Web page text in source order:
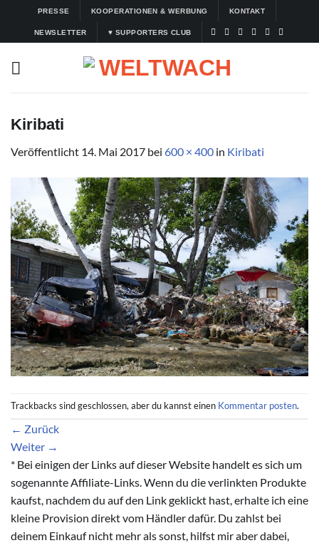
springen
PRESSE KOOPERATIONEN & WERBUNG KONTAKT
NEWSLETTER ♥ SUPPORTERS CLUB
Kiribati
Veröffentlicht 14. Mai 2017 bei 600 × 400 in Kiribati
Trackbacks sind geschlossen, aber du kannst einen Kommentar posten.
← Zurück
Weiter →
* Bei einigen der Links auf dieser Website handelt es sich um
sogenannte Affiliate-Links. Wenn du die verlinkten Produkte
kaufst, nachdem du auf den Link geklickt hast, erhalte ich eine
kleine Provision direkt vom Händler dafür. Du zahlst bei
deinem Einkauf nicht mehr als sonst, hilfst mir aber dabei,